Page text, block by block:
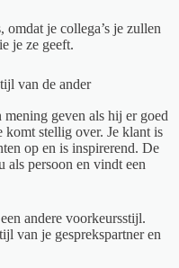
je collega’s je zullen
je ze geeft.
van de ander
mening geven als hij er goed
komt stellig over. Je klant is
op en is inspirerend. De
als persoon en vindt een
andere voorkeursstijl.
van je gesprekspartner en